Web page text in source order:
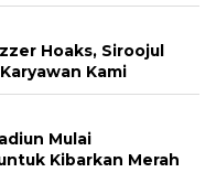
Hoaks, Siroojul
Kami
Mulai
Kibarkan Merah